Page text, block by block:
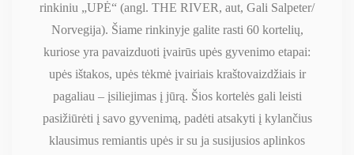
rinkiniu „UPĖ“ (angl. THE RIVER, aut, Gali Salpeter/
Norvegija). Šiame rinkinyje galite rasti 60 kortelių,
kuriose yra pavaizduoti įvairūs upės gyvenimo etapai:
upės ištakos, upės tėkmė įvairiais kraštovaizdžiais ir
pagaliau – įsiliejimas į jūrą. Šios kortelės gali leisti
pasižiūrėti į savo gyvenimą, padėti atsakyti į kylančius
klausimus remiantis upės ir su ja susijusios aplinkos